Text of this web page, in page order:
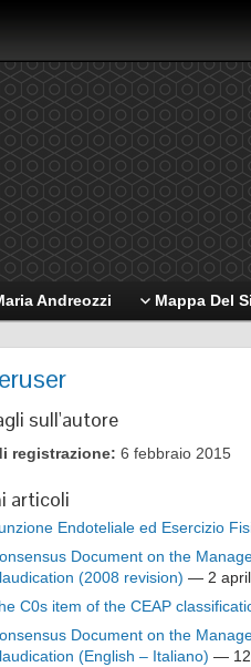
Andreozzi Mappa Del
sull'autore
registrazione: 6 febbraio 2015
articoli
Endoteliale ed Esercizio
Document on the
(2008 revision) — 2
C0s item of the CEAP
Document on the
(English – Italiano) — 12